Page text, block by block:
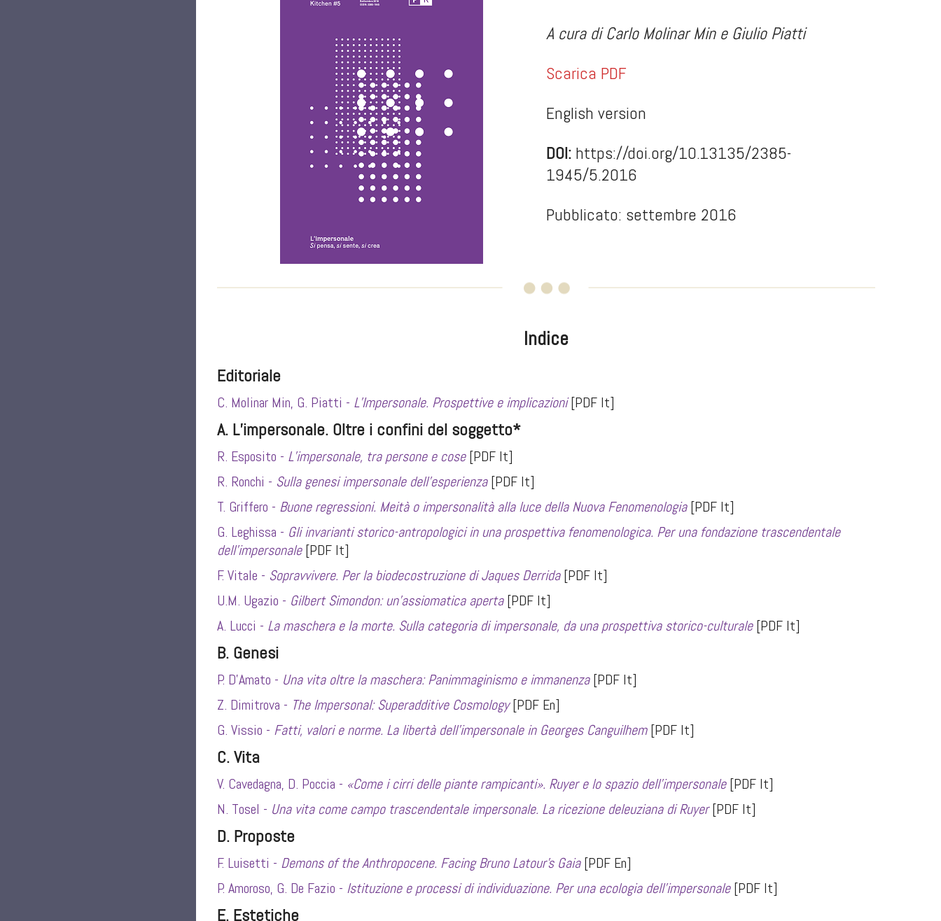
A cura di Carlo Molinar Min e Giulio Piatti
Scarica PDF
English version
DOI: https://doi.org/10.13135/2385-
1945/5.2016
Pubblicato: settembre 2016
Indice
Editoriale
C. Molinar Min, G. Piatti - L’Impersonale. Prospettive e implicazioni[PDF It]
A. L’impersonale. Oltre i confini del soggetto*
R. Esposito - L’impersonale, tra persone e cose[PDF It]
R. Ronchi - Sulla genesi impersonale dell’esperienza[PDF It]
T. Griffero - Buone regressioni. Meità o impersonalità alla luce della Nuova Fenomenologia[PDF It]
G. Leghissa - Gli invarianti storico-antropologici in una prospettiva fenomenologica. Per una fondazione trascendentale
dell’impersonale[PDF It]
F. Vitale - Sopravvivere. Per la biodecostruzione di Jaques Derrida[PDF It]
U.M. Ugazio - Gilbert Simondon: un’assiomatica aperta[PDF It]
A. Lucci - La maschera e la morte. Sulla categoria di impersonale, da una prospettiva storico-culturale[PDF It]
B. Genesi
P. D’Amato - Una vita oltre la maschera: Panimmaginismo e immanenza[PDF It]
Z. Dimitrova - The Impersonal: Superadditive Cosmology[PDF En]
G. Vissio - Fatti, valori e norme. La libertà dell’impersonale in Georges Canguilhem[PDF It]
C. Vita
V. Cavedagna, D. Poccia - «Come i cirri delle piante rampicanti». Ruyer e lo spazio dell’impersonale[PDF It]
N. Tosel - Una vita come campo trascendentale impersonale. La ricezione deleuziana di Ruyer[PDF It]
D. Proposte
F. Luisetti - Demons of the Anthropocene. Facing Bruno Latour’s Gaia[PDF En]
P. Amoroso, G. De Fazio - Istituzione e processi di individuazione. Per una ecologia dell’impersonale[PDF It]
E. Estetiche